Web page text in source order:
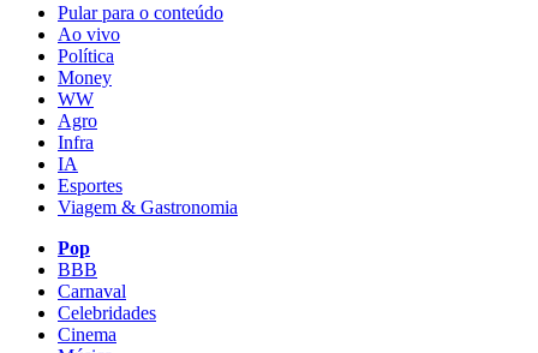
Pular para o conteúdo
Ao vivo
Política
Money
WW
Agro
Infra
IA
Esportes
Viagem & Gastronomia
Pop
BBB
Carnaval
Celebridades
Cinema